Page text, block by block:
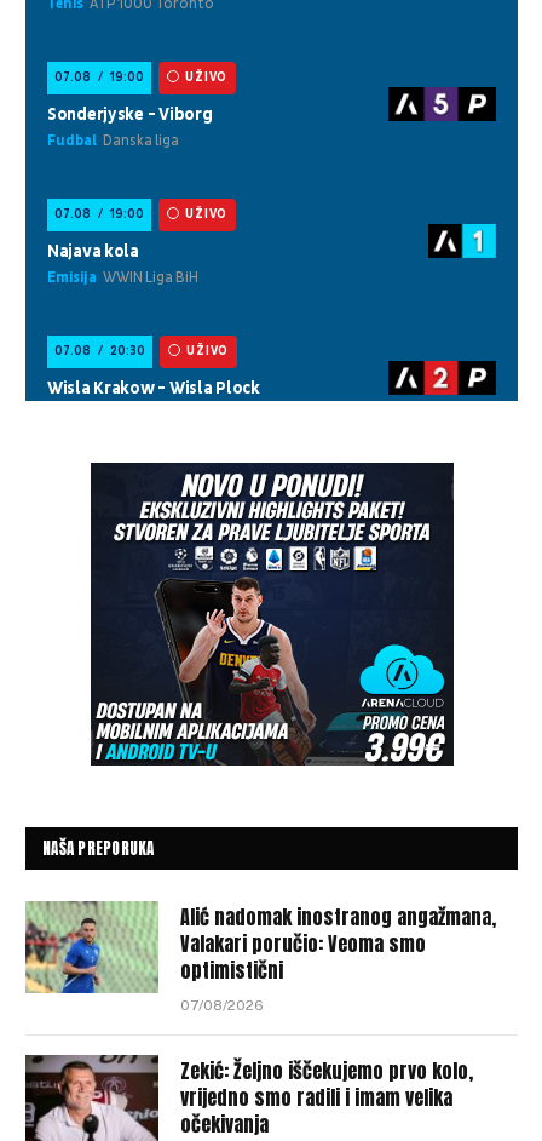
NAŠA PREPORUKA
Alić nadomak inostranog angažmana,
Valakari poručio: Veoma smo
optimistični
07/08/2026
Zekić: Željno iščekujemo prvo kolo,
vrijedno smo radili i imam velika
očekivanja